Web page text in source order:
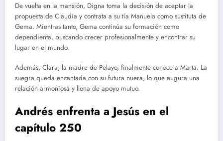
De vuelta en la mansión, Digna toma la decisión de aceptar la
propuesta de Claudia y contrata a su tía Manuela como sustituta de
Gema. Mientras tanto, Gema continúa su formación como
dependienta, buscando crecer profesionalmente y encontrar su
lugar en el mundo.
Además, Clara, la madre de Pelayo, finalmente conoce a Marta. La
suegra queda encantada con su futura nuera, lo que augura una
relación armoniosa y llena de apoyo mutuo.
Andrés enfrenta a Jesús en el
capítulo 250